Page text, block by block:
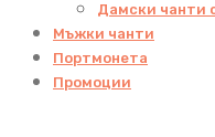
Дамски чанти
Мъжки чанти
Портмонета
Промоции